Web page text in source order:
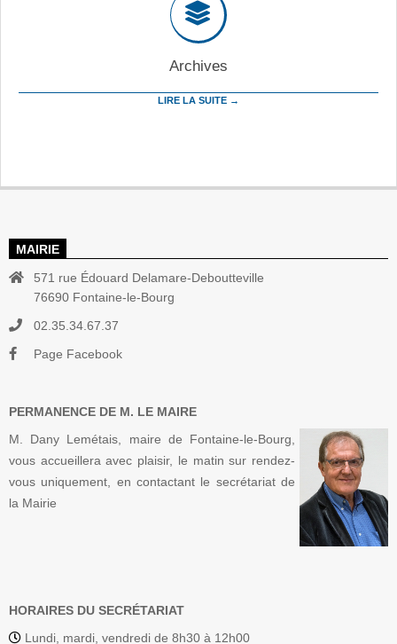
Archives
LIRE LA SUITE →
MAIRIE
571 rue Édouard Delamare-Deboutteville
76690 Fontaine-le-Bourg
02.35.34.67.37
Page Facebook
PERMANENCE DE M. LE MAIRE
M. Dany Lemétais, maire de Fontaine-le-Bourg,
vous accueillera avec plaisir, le matin sur rendez-
vous uniquement, en contactant le secrétariat de
la Mairie
HORAIRES DU SECRÉTARIAT
Lundi, mardi, vendredi de 8h30 à 12h00